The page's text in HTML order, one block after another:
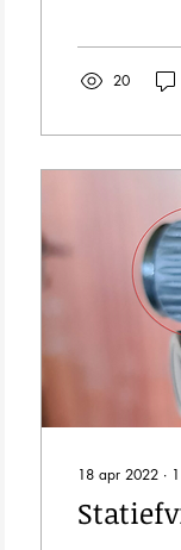
20
18 apr 2022 ∙ 1